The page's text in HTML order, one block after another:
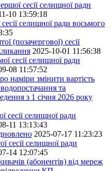
сесії селищної ради
10 13:59:18
селищної ради восьмого
(позачергової) сесії
2025-10-01 11:56:38
сесії селищної ради
08 11:57:52
наміри змінити вартість
та
з 1 січня 2026 року
сесії селищної ради
11 13:13:43
2025-07-17 11:23:23
сесії селищної ради
14 12:07:45
(абонентів) від мереж